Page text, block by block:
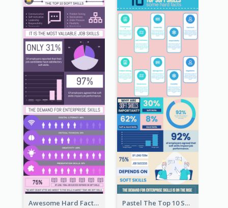
Awesome Hard Facts About Software Skills Infographic Design Pastel The Top 10 Soft Skills Infographic Design